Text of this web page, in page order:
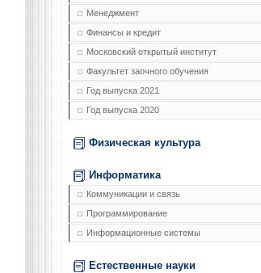
Менеджмент
Финансы и кредит
Московский открытый институт
Факультет заочного обучения
Год выпуска 2021
Год выпуска 2020
Физическая культура
Информатика
Коммуникации и связь
Программирование
Информационные системы
Естественные науки